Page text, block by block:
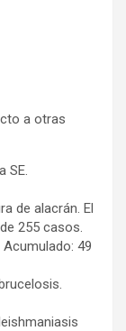
a otras
SE.
de alacrán. El
255 casos.
49